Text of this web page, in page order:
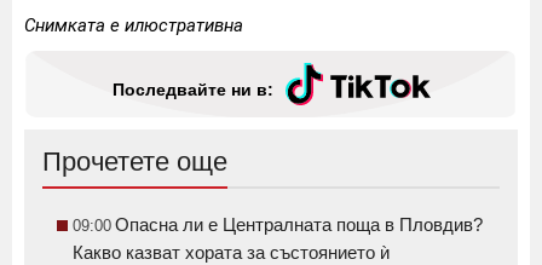
Снимката е илюстративна
Последвайте ни в:
Прочетете още
09:00 Опасна ли е Централната поща в Пловдив?
Какво казват хората за състоянието ѝ